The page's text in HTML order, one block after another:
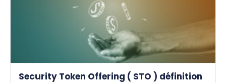
Security Token Offering ( STO ) définition